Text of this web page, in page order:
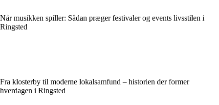
Når musikken spiller: Sådan præger festivaler og events livsstilen i
Ringsted
Fra klosterby til moderne lokalsamfund – historien der former
hverdagen i Ringsted